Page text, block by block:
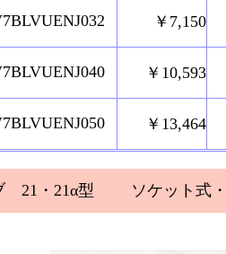
￥7,150
￥10,593
￥13,464
21・21α型 ソケット式